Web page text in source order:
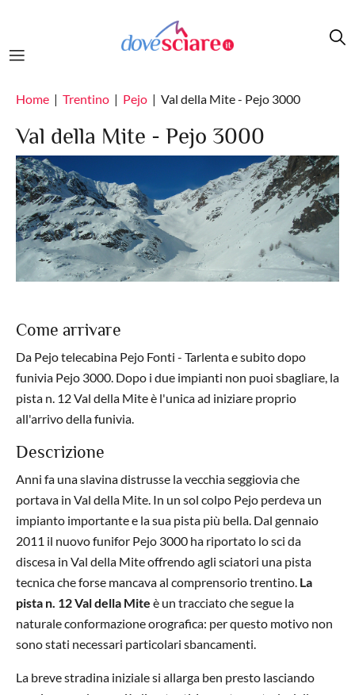
Home Trentino Pejo Val della Mite - Pejo 3000
Val della Mite - Pejo 3000
Come arrivare
Da Pejo telecabina Pejo Fonti - Tarlenta e subito dopo
funivia Pejo 3000. Dopo i due impianti non puoi sbagliare, la
pista n. 12 Val della Mite è l'unica ad iniziare proprio
all'arrivo della funivia.
Descrizione
Anni fa una slavina distrusse la vecchia seggiovia che
portava in Val della Mite. In un sol colpo Pejo perdeva un
impianto importante e la sua pista più bella. Dal gennaio
2011 il nuovo funifor Pejo 3000 ha riportato lo sci da
discesa in Val della Mite offrendo agli sciatori una pista
tecnica che forse mancava al comprensorio trentino. La
pista n. 12 Val della Mite è un tracciato che segue la
naturale conformazione orografica: per questo motivo non
sono stati necessari particolari sbancamenti.
La breve stradina iniziale si allarga ben presto lasciando